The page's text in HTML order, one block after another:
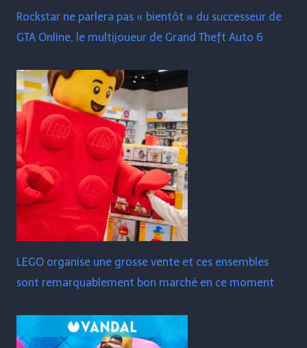
Rockstar ne parlera pas « bientôt » du successeur de
GTA Online, le multijoueur de Grand Theft Auto 6
LEGO organise une grosse vente et ces ensembles
sont remarquablement bon marché en ce moment